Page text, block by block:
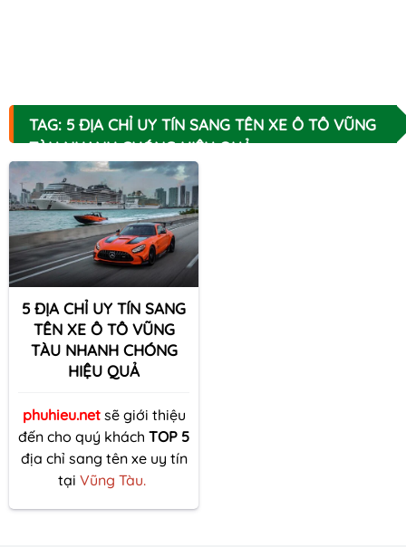
TAG: 5 ĐỊA CHỈ UY TÍN SANG TÊN XE Ô TÔ VŨNG
TÀU NHANH CHÓNG HIỆU QUẢ
5 ĐỊA CHỈ UY TÍN SANG
TÊN XE Ô TÔ VŨNG
TÀU NHANH CHÓNG
HIỆU QUẢ
phuhieu.net sẽ giới thiệu
đến cho quý khách TOP 5
địa chỉ sang tên xe uy tín
tại Vũng Tàu.